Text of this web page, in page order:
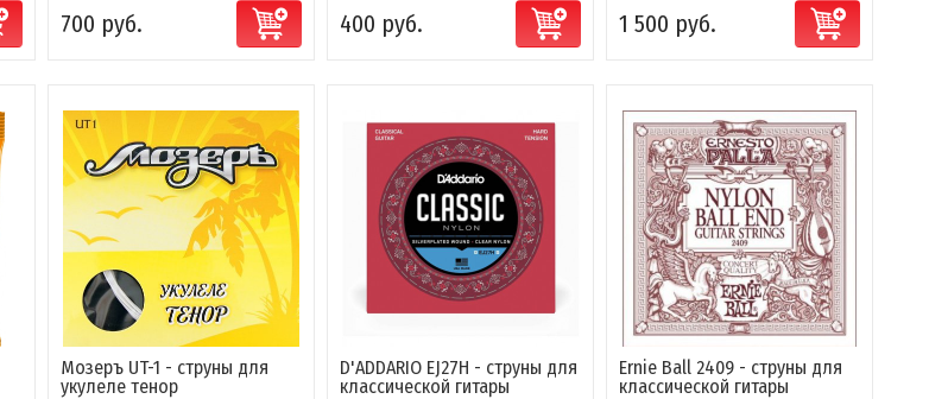
700 руб. 400 руб. 1 500 руб.
Мозеръ UT-1 - струны для
укулеле тенор
D'ADDARIO EJ27H - струны для
классической гитары
Ernie Ball 2409 - струны для
классической гитары